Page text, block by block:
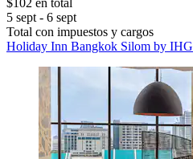
$102 en total
5 sept - 6 sept
Total con impuestos y cargos
Holiday Inn Bangkok Silom by IHG